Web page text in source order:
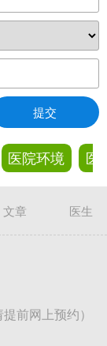
提交
医院环境 医
文章 医生
前网上预约）